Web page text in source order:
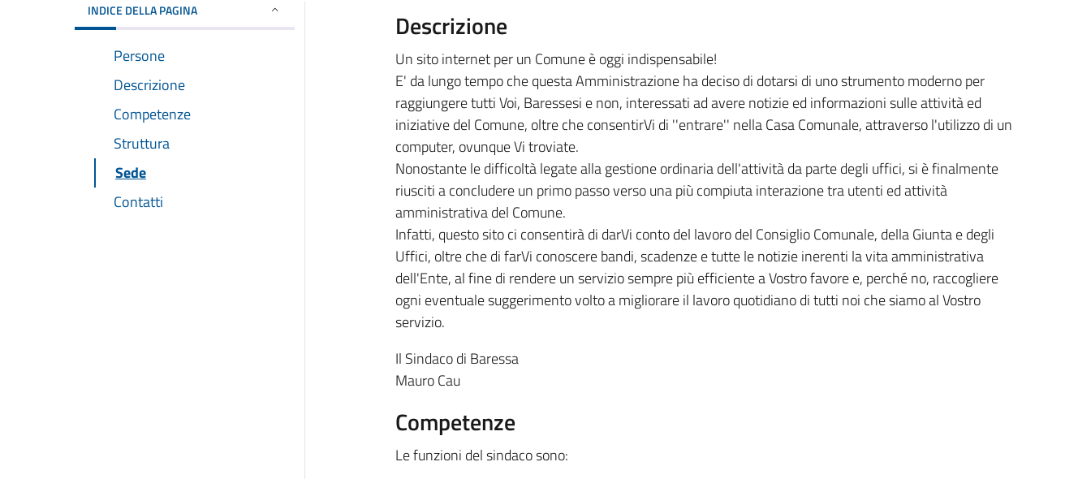
INDICE DELLA PAGINA
Persone
Descrizione
Competenze
Struttura
Sede
Contatti
Descrizione
Un sito internet per un Comune è oggi indispensabile!
E' da lungo tempo che questa Amministrazione ha deciso di dotarsi di uno strumento moderno per
raggiungere tutti Voi, Baressesi e non, interessati ad avere notizie ed informazioni sulle attività ed
iniziative del Comune, oltre che consentirVi di ''entrare'' nella Casa Comunale, attraverso l'utilizzo di un
computer, ovunque Vi troviate.
Nonostante le difficoltà legate alla gestione ordinaria dell'attività da parte degli uffici, si è finalmente
riusciti a concludere un primo passo verso una più compiuta interazione tra utenti ed attività
amministrativa del Comune.
Infatti, questo sito ci consentirà di darVi conto del lavoro del Consiglio Comunale, della Giunta e degli
Uffici, oltre che di farVi conoscere bandi, scadenze e tutte le notizie inerenti la vita amministrativa
dell'Ente, al fine di rendere un servizio sempre più efficiente a Vostro favore e, perché no, raccogliere
ogni eventuale suggerimento volto a migliorare il lavoro quotidiano di tutti noi che siamo al Vostro
servizio.
Il Sindaco di Baressa
Mauro Cau
Competenze
Le funzioni del sindaco sono: